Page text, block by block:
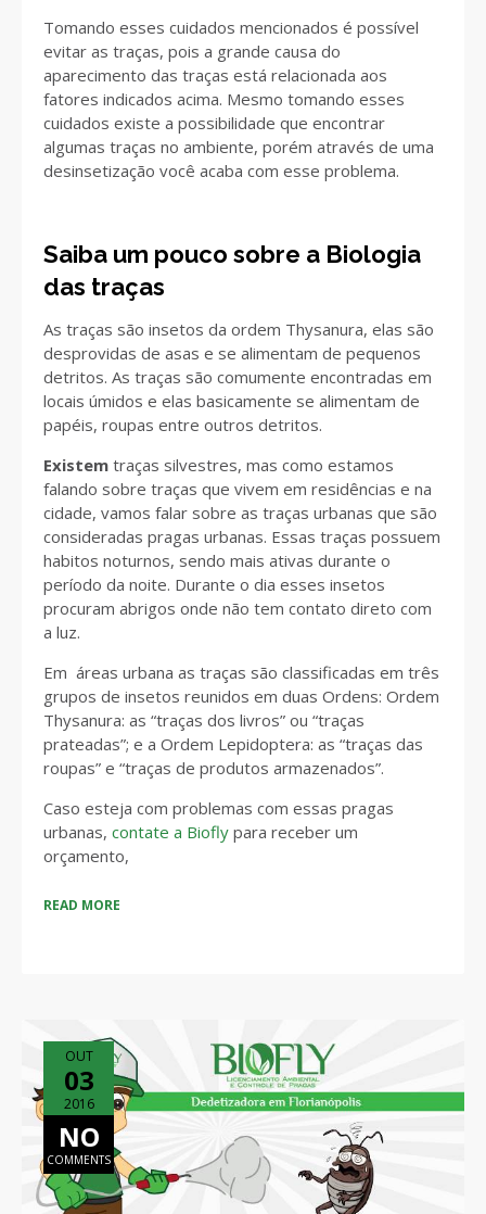
Tomando esses cuidados mencionados é possível
evitar as traças, pois a grande causa do
aparecimento das traças está relacionada aos
fatores indicados acima. Mesmo tomando esses
cuidados existe a possibilidade que encontrar
algumas traças no ambiente, porém através de uma
desinsetização você acaba com esse problema.
Saiba um pouco sobre a Biologia
das traças
As traças são insetos da ordem Thysanura, elas são
desprovidas de asas e se alimentam de pequenos
detritos. As traças são comumente encontradas em
locais úmidos e elas basicamente se alimentam de
papéis, roupas entre outros detritos.
Existem traças silvestres, mas como estamos
falando sobre traças que vivem em residências e na
cidade, vamos falar sobre as traças urbanas que são
consideradas pragas urbanas. Essas traças possuem
habitos noturnos, sendo mais ativas durante o
período da noite. Durante o dia esses insetos
procuram abrigos onde não tem contato direto com
a luz.
Em áreas urbana as traças são classificadas em três
grupos de insetos reunidos em duas Ordens: Ordem
Thysanura: as “traças dos livros” ou “traças
prateadas”; e a Ordem Lepidoptera: as “traças das
roupas” e “traças de produtos armazenados”.
Caso esteja com problemas com essas pragas
urbanas, contate a Biofly para receber um
orçamento,
READ MORE
OUT
03
2016
NO
COMMENTS
abortions